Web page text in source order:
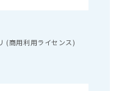
(商用利用ライセンス)